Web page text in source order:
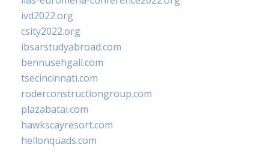
ivd2022.org
csity2022.org
ibsarstudyabroad.com
bennusehgall.com
tsecincinnati.com
roderconstructiongroup.com
plazabatai.com
hawkscayresort.com
hellonquads.com